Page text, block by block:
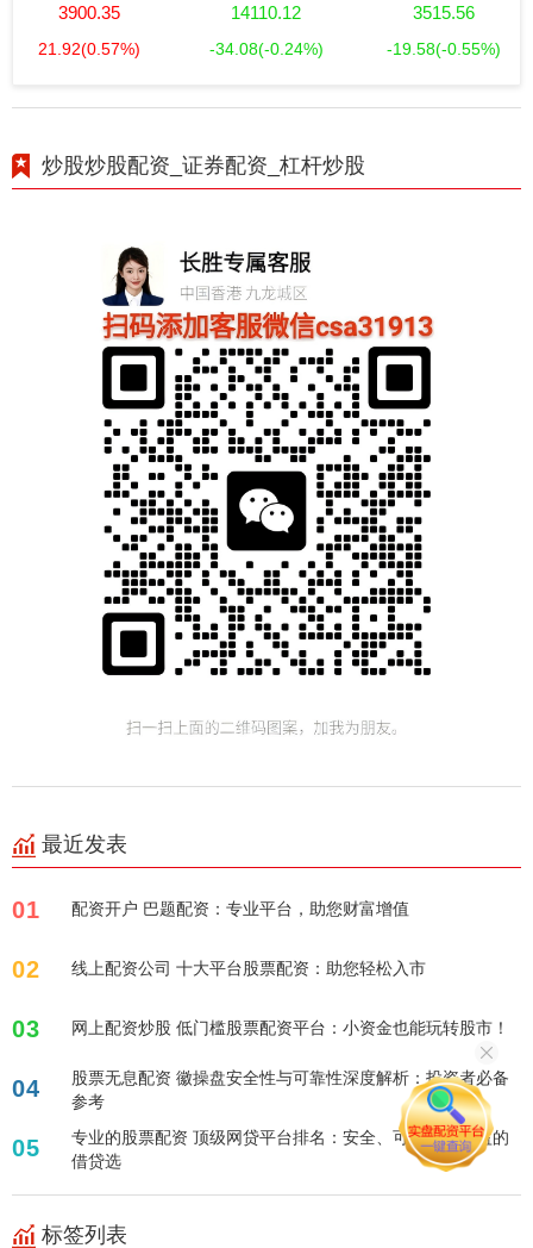
3900.35
21.92(0.57%)
14110.12
-34.08(-0.24%)
3515.56
-19.58(-0.55%)
炒股炒股配资_证券配资_杠杆炒股
最近发表
01 配资开户 巴题配资：专业平台，助您财富增值
02 线上配资公司 十大平台股票配资：助您轻松入市
03 网上配资炒股 低门槛股票配资平台：小资金也能玩转股市！
04
股票无息配资 徽操盘安全性与可靠性深度解析：投资者必备
参考
05
专业的股票配资 顶级网贷平台排名：安全、可靠、高收益的
借贷选
标签列表